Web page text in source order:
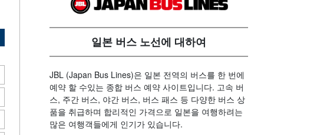
일본 버스 노선에 대하여
JBL (Japan Bus Lines)은 일본 전역의 버스를 한 번에
예약 할 수있는 종합 버스 예약 사이트입니다. 고속 버
스, 주간 버스, 야간 버스, 버스 패스 등 다양한 버스 상
품을 취급하며 합리적인 가격으로 일본을 여행하려는
많은 여행객들에게 인기가 있습니다.